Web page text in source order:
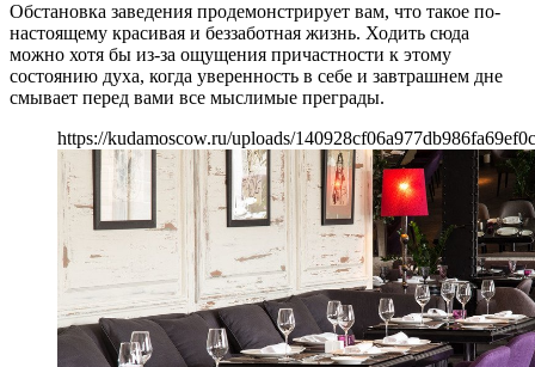
Обстановка заведения продемонстрирует вам, что такое по-
настоящему красивая и беззаботная жизнь. Ходить сюда
можно хотя бы из-за ощущения причастности к этому
состоянию духа, когда уверенность в себе и завтрашнем дне
смывает перед вами все мыслимые преграды.
https://kudamoscow.ru/uploads/